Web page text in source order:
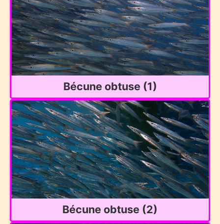
Bécune obtuse (1)
Bécune obtuse (2)